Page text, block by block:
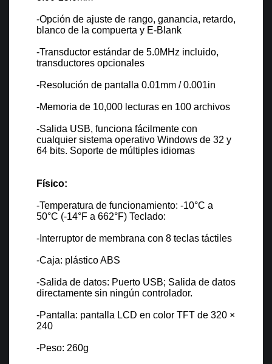
-Opción de ajuste de rango, ganancia, retardo,
blanco de la compuerta y E-Blank
-Transductor estándar de 5.0MHz incluido,
transductores opcionales
-Resolución de pantalla 0.01mm / 0.001in
-Memoria de 10,000 lecturas en 100 archivos
-Salida USB, funciona fácilmente con
cualquier sistema operativo Windows de 32 y
64 bits. Soporte de múltiples idiomas
Físico:
-Temperatura de funcionamiento: -10°C a
50°C (-14°F a 662°F) Teclado:
-Interruptor de membrana con 8 teclas táctiles
-Caja: plástico ABS
-Salida de datos: Puerto USB; Salida de datos
directamente sin ningún controlador.
-Pantalla: pantalla LCD en color TFT de 320 ×
240
-Peso: 260g